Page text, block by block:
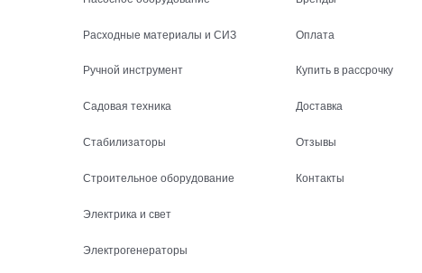
Расходные материалы и СИЗ
Ручной инструмент
Садовая техника
Стабилизаторы
Строительное оборудование
Электрика и свет
Электрогенераторы
Оплата
Купить в рассрочку
Доставка
Отзывы
Контакты